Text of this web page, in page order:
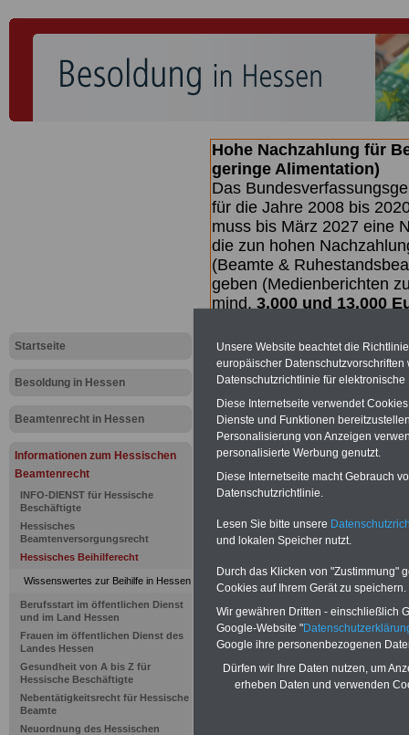
Startseite
Besoldung in Hessen
Beamtenrecht in Hessen
Informationen zum Hessischen
Beamtenrecht
INFO-DIENST für Hessische
Beschäftigte
Hessisches
Beamtenversorgungsrecht
Hessisches Beihilferecht
Wissenswertes zur Beihilfe in Hessen
Berufsstart im öffentlichen Dienst
und im Land Hessen
Frauen im öffentlichen Dienst des
Landes Hessen
Gesundheit von A bis Z für
Hessische Beschäftigte
Nebentätigkeitsrecht für Hessische
Beamte
Neuordnung des Hessischen
Hohe Nachzahlung für
geringe Alimentation)
Das
für die Jahre 2008 bis
muss bis März 2027 eine
die zun hohen
(Beamte &
geben (Medienberichten
mind. 3.000 und 13.000
des Gesetzentwurfs der
(wahrscheinlich im
Broschüre.
Landes
bei Geburt
25,00 Euro: Wissenswertes für
und Beamte, Beamten-
(Bund/Länder) sowie Beihilferecht in
Ländern. Alle drei Ratgeber sind
gegliedert und erläutern auch
Sachverhalte verständlich (auch für
Unsere Website beachtet die
europäischer
Datenschutzrichtlinie für
Diese Internetseite verwendet
Dienste und Funktionen
Personalisierung von Anzeigen
personalisierte Werbung genutzt.
Diese Internetseite macht Gebrauch
Datenschutzrichtlinie.
Lesen Sie bitte unsere
und lokalen Speicher nutzt.
Durch das Klicken von "Zustimmung"
Cookies auf Ihrem Gerät zu speichern.
Wir gewähren Dritten - einschließlich
Google-Website "
Google ihre personenbezogenen
Dürfen wir Ihre Daten nutzen, um
erheben Daten und verwenden